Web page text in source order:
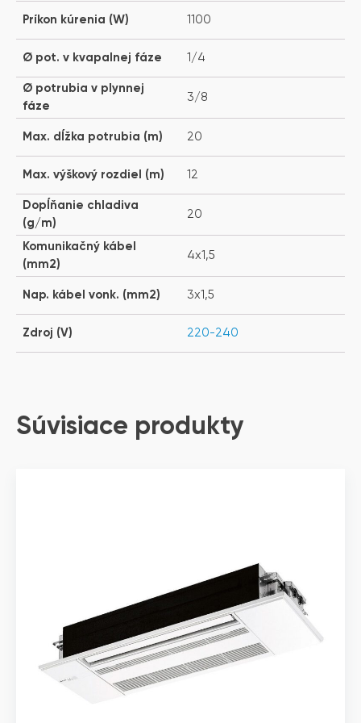
Príkon kúrenia (W) 1100
Ø pot. v kvapalnej fáze 1/4
Ø potrubia v plynnej
fáze
3/8
Max. dĺžka potrubia (m) 20
Max. výškový rozdiel (m) 12
Dopĺňanie chladiva
(g/m)
20
Komunikačný kábel
(mm2)
4x1,5
Nap. kábel vonk. (mm2) 3x1,5
Zdroj (V) 220-240
Súvisiace produkty